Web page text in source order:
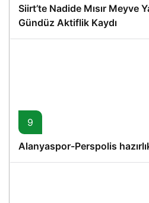
Siirt’te Nadide Mısır Meyve
Gündüz Aktiflik Kaydı
9
Alanyaspor-Perspolis